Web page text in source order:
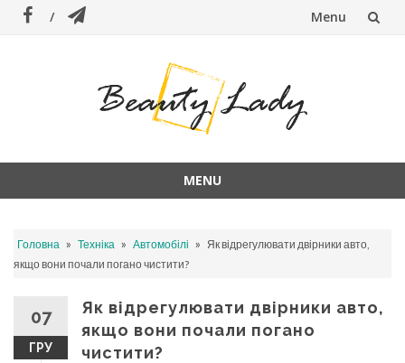
Menu
MENU
content
Головна » Техніка » Автомобілі » Як відрегулювати двірники авто,
якщо вони почали погано чистити?
07
ГРУ
Як відрегулювати двірники авто,
якщо вони почали погано
чистити?